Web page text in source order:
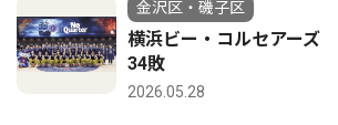
金沢区・磯子区
横浜ビー・コルセアーズ
34敗
2026.05.28